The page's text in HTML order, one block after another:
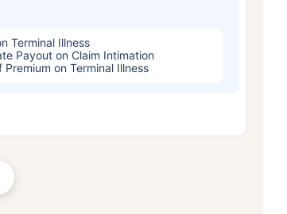
Terminal Illness
Payout on Claim Intimation
Premium on Terminal Illness